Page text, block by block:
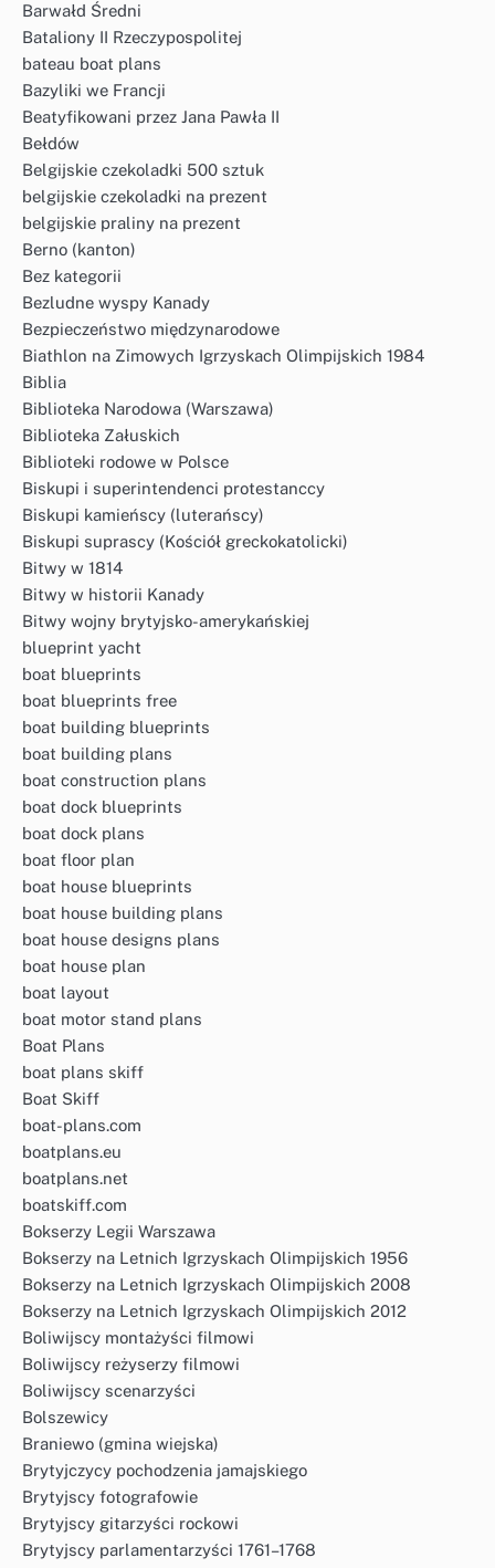
Barwałd Średni
Bataliony II Rzeczypospolitej
bateau boat plans
Bazyliki we Francji
Beatyfikowani przez Jana Pawła II
Bełdów
Belgijskie czekoladki 500 sztuk
belgijskie czekoladki na prezent
belgijskie praliny na prezent
Berno (kanton)
Bez kategorii
Bezludne wyspy Kanady
Bezpieczeństwo międzynarodowe
Biathlon na Zimowych Igrzyskach Olimpijskich 1984
Biblia
Biblioteka Narodowa (Warszawa)
Biblioteka Załuskich
Biblioteki rodowe w Polsce
Biskupi i superintendenci protestanccy
Biskupi kamieńscy (luterańscy)
Biskupi suprascy (Kościół greckokatolicki)
Bitwy w 1814
Bitwy w historii Kanady
Bitwy wojny brytyjsko-amerykańskiej
blueprint yacht
boat blueprints
boat blueprints free
boat building blueprints
boat building plans
boat construction plans
boat dock blueprints
boat dock plans
boat floor plan
boat house blueprints
boat house building plans
boat house designs plans
boat house plan
boat layout
boat motor stand plans
Boat Plans
boat plans skiff
Boat Skiff
boat-plans.com
boatplans.eu
boatplans.net
boatskiff.com
Bokserzy Legii Warszawa
Bokserzy na Letnich Igrzyskach Olimpijskich 1956
Bokserzy na Letnich Igrzyskach Olimpijskich 2008
Bokserzy na Letnich Igrzyskach Olimpijskich 2012
Boliwijscy montażyści filmowi
Boliwijscy reżyserzy filmowi
Boliwijscy scenarzyści
Bolszewicy
Braniewo (gmina wiejska)
Brytyjczycy pochodzenia jamajskiego
Brytyjscy fotografowie
Brytyjscy gitarzyści rockowi
Brytyjscy parlamentarzyści 1761–1768